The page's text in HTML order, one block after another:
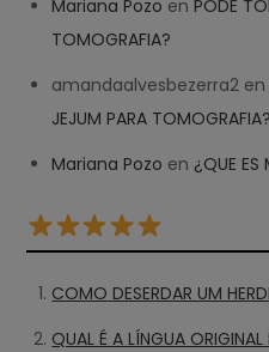
Mariana Pozo enPODE
TOMOGRAFIA?
amandaalvesbezerra2
JEJUM PARA TOMOGRAFIA?
Mariana Pozo en ¿QUE ES
COMO DESERDAR UM
QUAL É A LÍNGUA